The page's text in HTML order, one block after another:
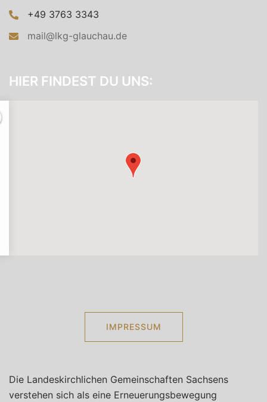
+49 3763 3343
mail@lkg-glauchau.de
HIER FINDEST DU UNS:
IMPRESSUM
Die Landeskirchlichen Gemeinschaften Sachsens
verstehen sich als eine Erneuerungsbewegung